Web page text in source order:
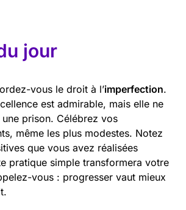
jour
vous le droit à l’imperfection.
est admirable, mais elle ne
prison. Célébrez vos
même les plus modestes. Notez
que vous avez réalisées
pratique simple transformera votre
vous : progresser vaut mieux